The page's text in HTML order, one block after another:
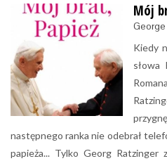
Mój
Kiedy
słowa
następnego ranka nie odebrał
papieża... Tylko Georg Ratzinger